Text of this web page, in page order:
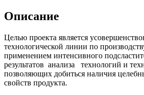
Описание
Целью проекта является
технологической линии по
применением интенсивного
результатов анализа технологий и
позволяющих добиться наличия
свойств продукта.